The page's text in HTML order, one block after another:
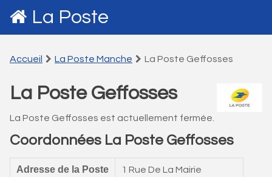
La Poste
Accueil La Poste Manche La Poste Geffosses
La Poste Geffosses
La Poste Geffosses est actuellement fermée.
Coordonnées La Poste Geffosses
Adresse de la Poste 1 Rue De La Mairie